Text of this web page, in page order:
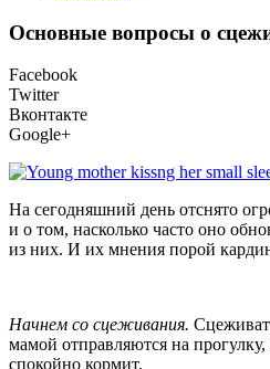
Основные вопросы о
Facebook
Twitter
Вконтакте
Google+
На сегодняшний день отснято
и о том, насколько часто оно
из них. И их мнения порой
Начнем со сцеживания.
мамой отправляются на
спокойно кормит.